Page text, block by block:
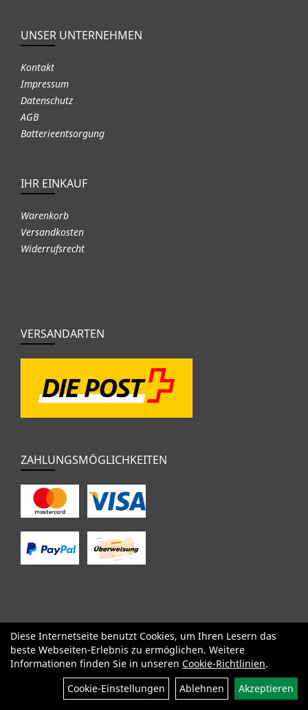
UNSER UNTERNEHMEN
Kontakt
Impressum
Datenschutz
AGB
Batterieentsorgung
IHR EINKAUF
Warenkorb
Versandkosten
Widerrufsrecht
VERSANDARTEN
ZAHLUNGSMÖGLICHKEITEN
SALE Specialized Factor Cervélo BMC Orbea
Yeti
Pinarello
OPEN Kids / BMX Komponenten
Bekleidung
Zubehör
Sale
Diese Internetseite benutzt Cookies, um Ihren Lesern das
beste Webseiten-Erlebnis zu ermöglichen. Weitere
Informationen finden Sie in unseren Cookie-Richtlinien.
Cookie-Einstellungen
Ablehnen Akzeptieren